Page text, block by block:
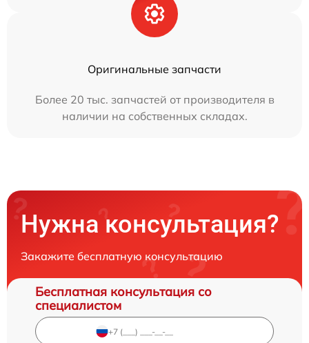
Оригинальные запчасти
Более 20 тыс. запчастей от производителя в
наличии на собственных складах.
Нужна консультация?
Закажите бесплатную консультацию
Бесплатная консультация со
специалистом